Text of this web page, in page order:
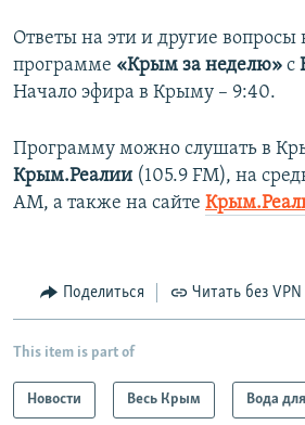
Ответы на эти и другие
программе «Крым за неделю» с
Начало эфира в Крыму – 9:40.
Программу можно слушать в
Крым.Реалии (105.9 FM), на
АМ, а также на сайте
Поделиться Читать без VPN
This item is part of
Новости Весь Крым Вода